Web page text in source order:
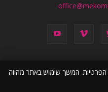
המשך שימוש באתר מהווה